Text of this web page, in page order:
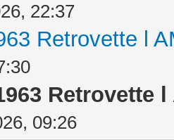
22:37
Retrovette l
Retrovette
09:26